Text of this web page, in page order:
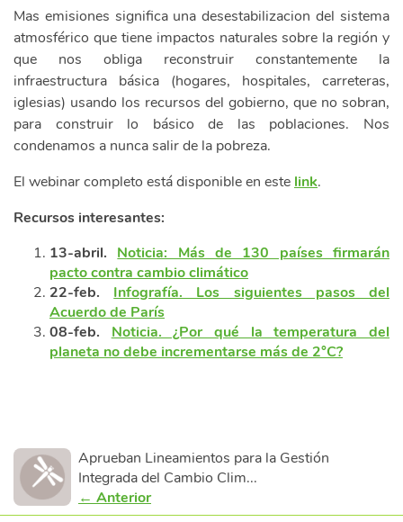
Mas emisiones significa una desestabilizacion del sistema
atmosférico que tiene impactos naturales sobre la región y
que nos obliga reconstruir constantemente la
infraestructura básica (hogares, hospitales, carreteras,
iglesias) usando los recursos del gobierno, que no sobran,
para construir lo básico de las poblaciones. Nos
condenamos a nunca salir de la pobreza.
El webinar completo está disponible en estelink.
Recursos interesantes:
13-abril. Noticia: Más de 130 países firmarán
pacto contra cambio climático
22-feb.
Infografía. Los siguientes pasos del
Acuerdo de París
08-feb.
Noticia. ¿Por qué la temperatura del
planeta no debe incrementarse más de 2°C?
Aprueban Lineamientos para la Gestión
Integrada del Cambio Clim...
← Anterior